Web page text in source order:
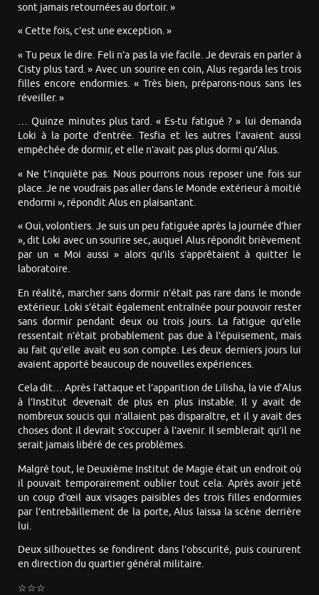
sont jamais retournées au dortoir. »
« Cette fois, c’est une exception. »
« Tu peux le dire. Feli n’a pas la vie facile. Je devrais en parler à
Cisty plus tard. » Avec un sourire en coin, Alus regarda les trois
filles encore endormies. « Très bien, préparons-nous sans les
réveiller. »
… Quinze minutes plus tard. « Es-tu fatigué ? » lui demanda
Loki à la porte d’entrée. Tesfia et les autres l’avaient aussi
empêchée de dormir, et elle n’avait pas plus dormi qu’Alus.
« Ne t’inquiète pas. Nous pourrons nous reposer une fois sur
place. Je ne voudrais pas aller dans le Monde extérieur à moitié
endormi », répondit Alus en plaisantant.
« Oui, volontiers. Je suis un peu fatiguée après la journée d’hier
», dit Loki avec un sourire sec, auquel Alus répondit brièvement
par un « Moi aussi » alors qu’ils s’apprêtaient à quitter le
laboratoire.
En réalité, marcher sans dormir n’était pas rare dans le monde
extérieur. Loki s’était également entraînée pour pouvoir rester
sans dormir pendant deux ou trois jours. La fatigue qu’elle
ressentait n’était probablement pas due à l’épuisement, mais
au fait qu’elle avait eu son compte. Les deux derniers jours lui
avaient apporté beaucoup de nouvelles expériences.
Cela dit… Après l’attaque et l’apparition de Lilisha, la vie d’Alus
à l’Institut devenait de plus en plus instable. Il y avait de
nombreux soucis qui n’allaient pas disparaître, et il y avait des
choses dont il devrait s’occuper à l’avenir. Il semblerait qu’il ne
serait jamais libéré de ces problèmes.
Malgré tout, le Deuxième Institut de Magie était un endroit où
il pouvait temporairement oublier tout cela. Après avoir jeté
un coup d’œil aux visages paisibles des trois filles endormies
par l’entrebâillement de la porte, Alus laissa la scène derrière
lui.
Deux silhouettes se fondirent dans l’obscurité, puis coururent
en direction du quartier général militaire.
☆☆☆